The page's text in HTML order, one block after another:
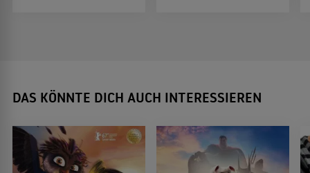
DAS KÖNNTE DICH AUCH INTERESSIEREN